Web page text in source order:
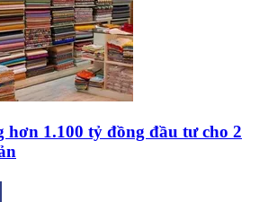
hơn 1.100 tỷ đồng đầu tư cho 2